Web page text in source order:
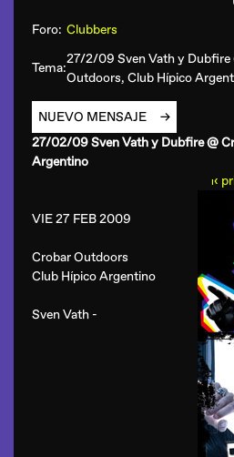
Foro: Clubbers
Tema:
27/2/09 Sven Vath y Dubfire
Outdoors, Club Hípico
NUEVO MENSAJE
27/02/09 Sven Vath y Dubfire @
Argentino
ı‹
VIE 27 FEB 2009
Crobar Outdoors
Club Hípico Argentino
Sven Vath -